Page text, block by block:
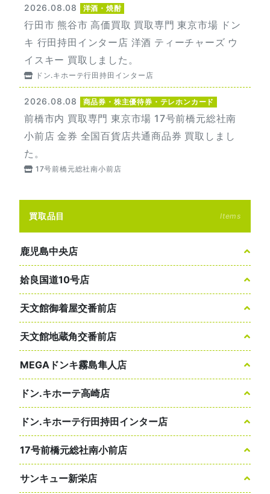
2026.08.08 洋酒・焼酎
行田市 熊谷市 高価買取 買取専門 東京市場 ドン
キ 行田持田インター店 洋酒 ティーチャーズ ウ
イスキー 買取しました。
ドン.キホーテ行田持田インター店
2026.08.08 商品券・株主優待券・テレホンカード
前橋市内 買取専門 東京市場 17号前橋元総社南
小前店 金券 全国百貨店共通商品券 買取しまし
た。
17号前橋元総社南小前店
買取品目 Items
鹿児島中央店
姶良国道10号店
天文館御着屋交番前店
天文館地蔵角交番前店
MEGAドンキ霧島隼人店
ドン.キホーテ高崎店
ドン.キホーテ行田持田インター店
17号前橋元総社南小前店
サンキュー新栄店